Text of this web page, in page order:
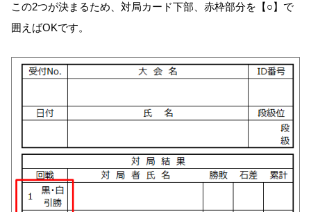
この2つが決まるため、対局カード下部、赤枠部分を【○】で
囲えばOKです。